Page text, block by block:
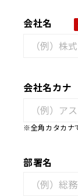
会社名
会社名カナ
※全角カタカナ
部署名